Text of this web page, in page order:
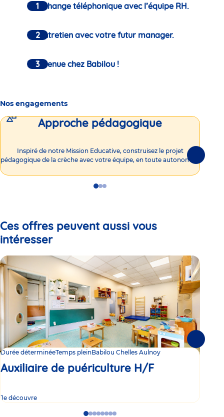
Un échange téléphonique avec l’équipe RH.
Un entretien avec votre futur manager.
Bienvenue chez Babilou !
Nos engagements
Approche pédagogique
Inspiré de notre Mission Educative, construisez le projet
pédagogique de la crèche avec votre équipe, en toute autonomie !
GoGoGo
Ces offres peuvent aussi vous
intéresser
Durée déterminéeTemps pleinBabilou Chelles Aulnoy
Auxiliaire de puériculture H/F
Je découvre